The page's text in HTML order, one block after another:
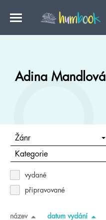
Adina Mandlová
Žánr
Kategorie
vydané
připravované
název datum vydání